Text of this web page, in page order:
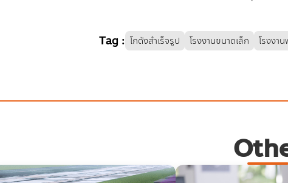
Tag : โกดังสำเร็จรูป โรงงานขนาดเล็ก โรงงา